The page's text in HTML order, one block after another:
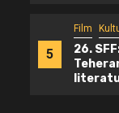
5
Film
26.